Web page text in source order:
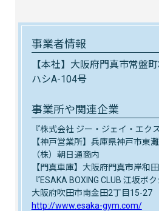
事業者情報
【本社】大阪府門真市常盤
ハシA-104号
事業所や関連企業
『株式会社 ジー・ジェイ・エク
【神戸営業所】兵庫県神戸市東
（株）朝日通商内
【門真車庫】大阪府門真市岸和
『ESAKA BOXING CLUB 江坂ボ
大阪府吹田市南金田2丁目15-27
http://www.esaka-gym.com/